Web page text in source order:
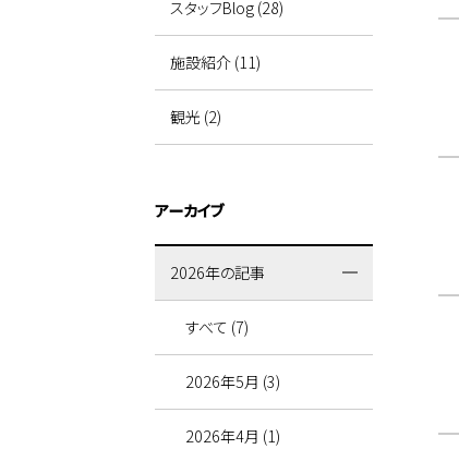
スタッフBlog (28)
施設紹介 (11)
観光 (2)
アーカイブ
2026年の記事
すべて (7)
2026年5月 (3)
2026年4月 (1)